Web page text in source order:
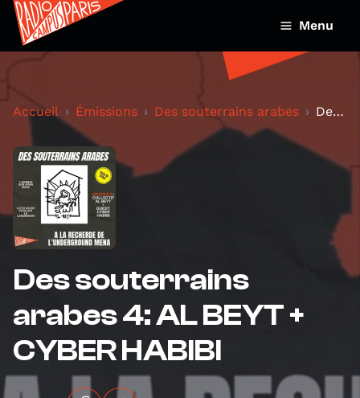
Menu
Accueil Émissions Des souterrains arabes Des souterrains arabes 4: AL BEYT + CYBER HABIBI
Des souterrains
arabes 4: AL BEYT +
CYBER HABIBI